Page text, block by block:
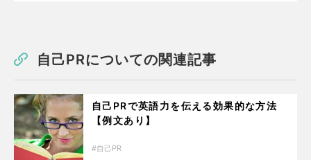
自己PRについての関連記事
自己PRで英語力を伝える効果的な方法
【例文あり】
自己PR